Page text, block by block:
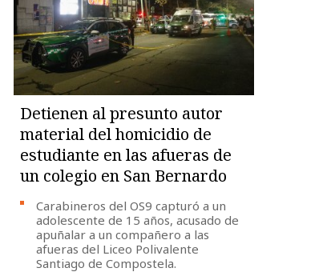
Detienen al presunto autor
material del homicidio de
estudiante en las afueras de
un colegio en San Bernardo
Carabineros del OS9 capturó a un
adolescente de 15 años, acusado de
apuñalar a un compañero a las
afueras del Liceo Polivalente
Santiago de Compostela.